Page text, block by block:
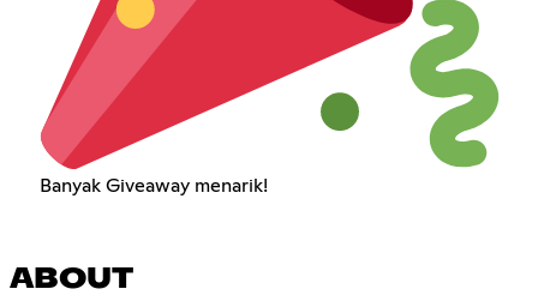
Banyak Giveaway menarik!
ABOUT